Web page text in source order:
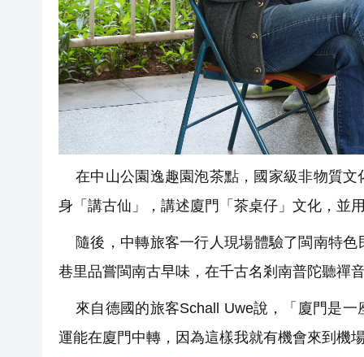
在中山公園逸趣園泡茶點，國家級非物質文
身「講古仙」，講述廈門「茶桌仔」文化，並
隨後，中轉旅客一行人現場體驗了閩南特
巷里品嘗閩南古早味，在千古名剎南普陀聽禪
來自德國的旅客Schall Uwe說，「廈門是一
運能在廈門中轉，因為這樣我就有機會來到機